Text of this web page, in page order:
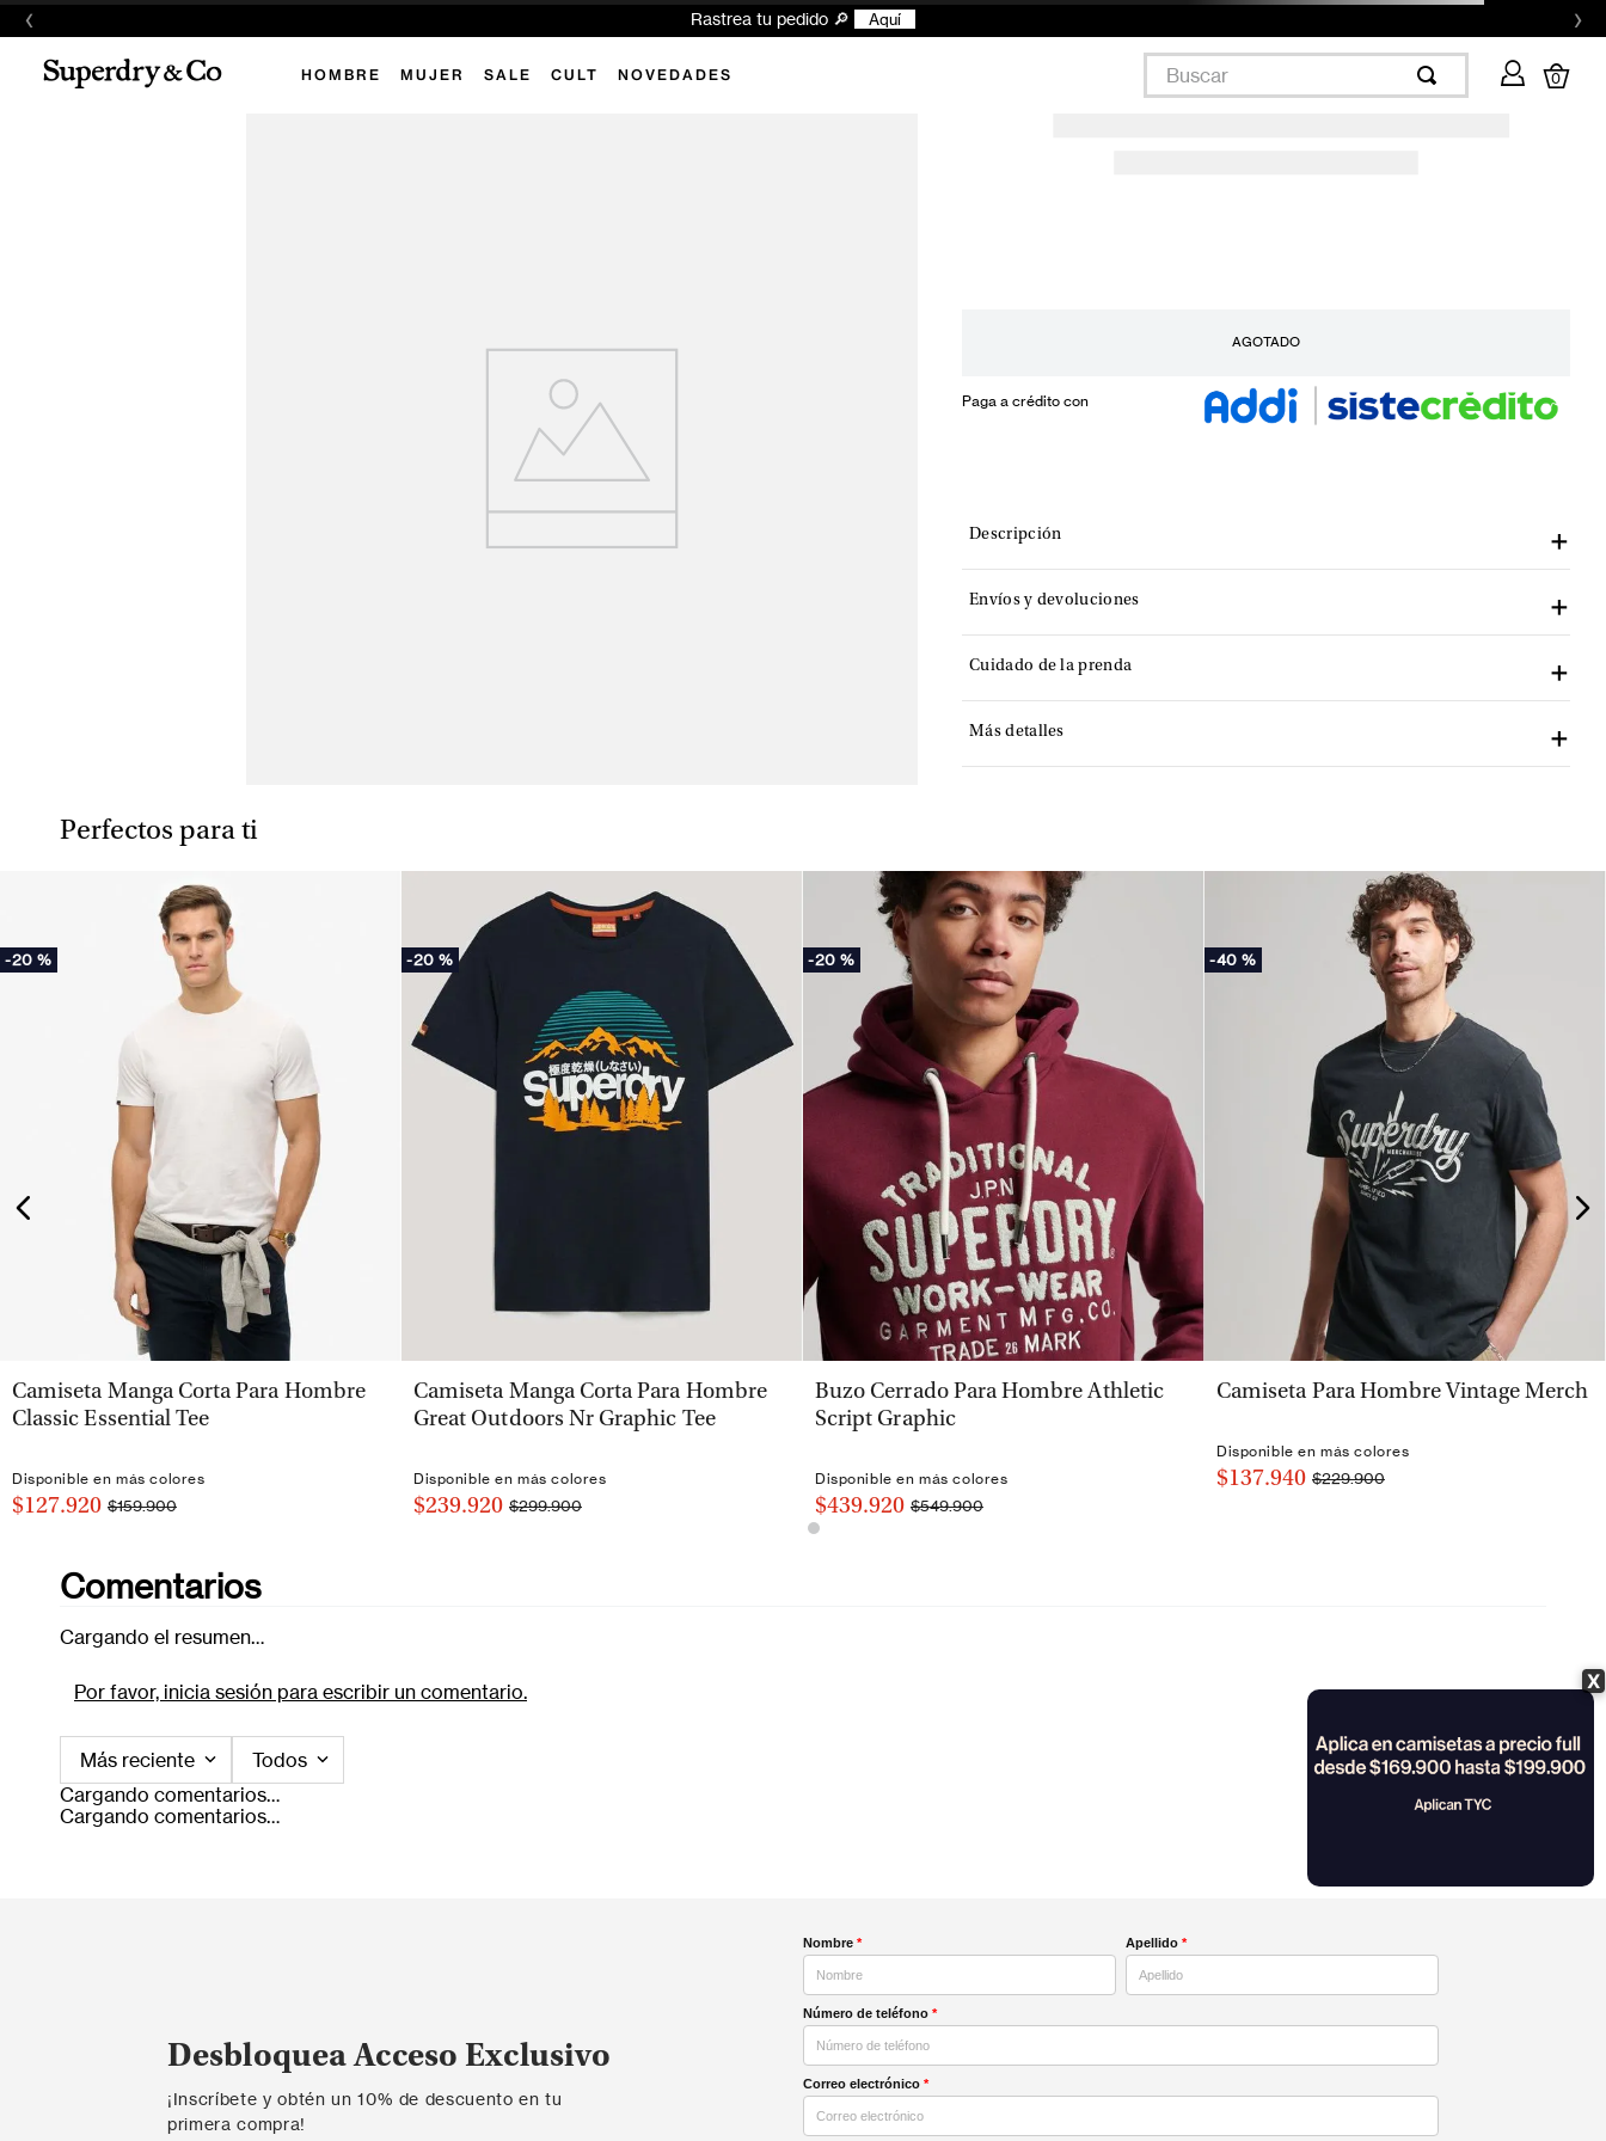
‹ Rastrea tu pedido 🔎 Aquí ›
HOMBRE MUJER SALE CULT NOVEDADES
Buscar
0
X
AGOTADO
Paga a crédito con
Descripción
Envíos y devoluciones
Cuidado de la prenda
Más detalles
Perfectos para ti
-20 %
VISTA RÁPIDA
Camiseta Manga Corta Para Hombre
Classic Essential Tee
Disponible en más colores
$127.920 $159.900
-20 %
VISTA RÁPIDA
Camiseta Manga Corta Para Hombre
Great Outdoors Nr Graphic Tee
Disponible en más colores
$239.920 $299.900
-20 %
VISTA RÁPIDA
Buzo Cerrado Para Hombre Athletic
Script Graphic
Disponible en más colores
$439.920 $549.900
-40 %
VISTA RÁPIDA
Camiseta Para Hombre Vintage Merch
Disponible en más colores
$137.940 $229.900
Comentarios
Cargando el resumen…
Por favor, inicia sesión para escribir un comentario.
Más reciente
Todos
Cargando comentarios…
Cargando comentarios…
Desbloquea Acceso Exclusivo
¡Inscríbete y obtén un 10% de descuento en tu
primera compra!
Nombre * Apellido *
Número de teléfono *
Correo electrónico *